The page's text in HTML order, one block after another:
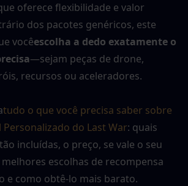
oferece flexibilidade e valor
dos pacotes genéricos, este
vocêescolha a dedo exatamente o
—sejam peças de drone,
recursos ou aceleradores.
tudo o que você precisa saber sobre
Personalizado do Last War: quais
incluídas, o preço, se vale o seu
escolhas de recompensa
e como obtê-lo mais barato.